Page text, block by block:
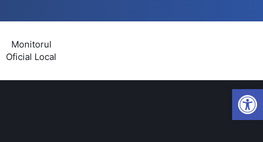
Monitorul
Oficial Local